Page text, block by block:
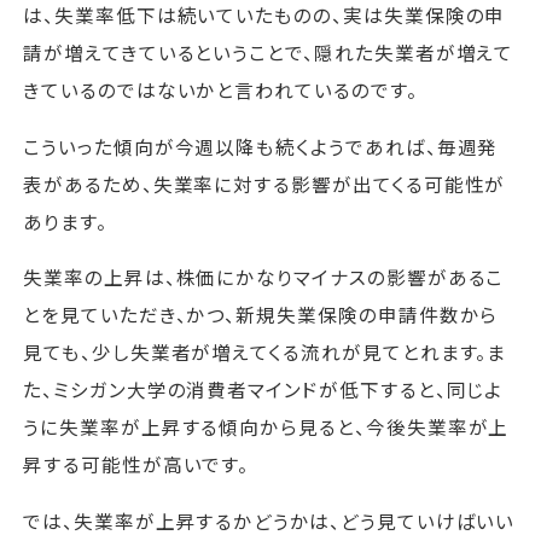
は、失業率低下は続いていたものの、実は失業保険の申
請が増えてきているということで、隠れた失業者が増えて
きているのではないかと言われているのです。
こういった傾向が今週以降も続くようであれば、毎週発
表があるため、失業率に対する影響が出てくる可能性が
あります。
失業率の上昇は、株価にかなりマイナスの影響があるこ
とを見ていただき、かつ、新規失業保険の申請件数から
見ても、少し失業者が増えてくる流れが見てとれます。ま
た、ミシガン大学の消費者マインドが低下すると、同じよ
うに失業率が上昇する傾向から見ると、今後失業率が上
昇する可能性が高いです。
では、失業率が上昇するかどうかは、どう見ていけばいい